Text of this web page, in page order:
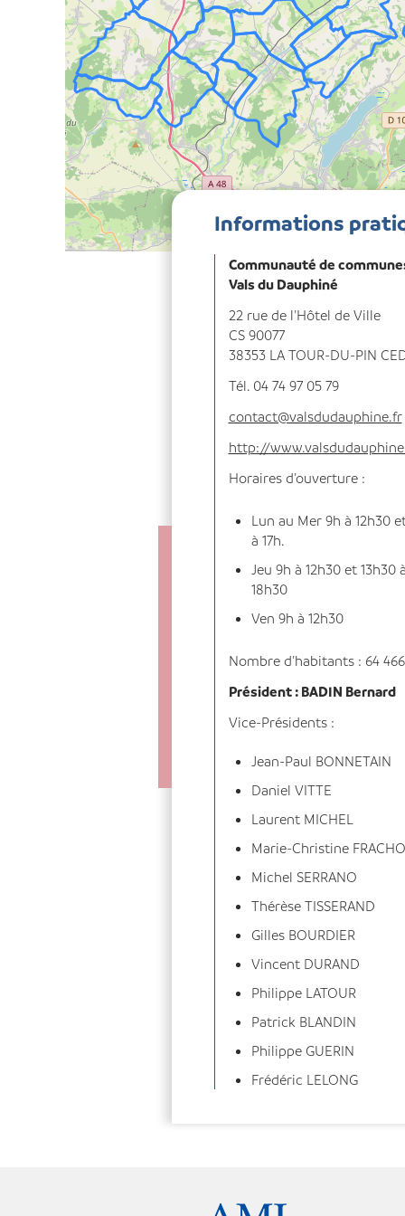
Informations
Communauté de
Vals du Dauphiné
22 rue de l’Hôtel de Ville
CS 90077
38353 LA TOUR-DU-PIN
Tél. 04 74 97 05 79
contact@valsdudauphine.fr
http://
Horaires d’ouverture :
Lun au Mer 9h à 12h30
à 17h.
Jeu 9h à 12h30 et 13h30
18h30
Ven 9h à 12h30
Nombre d’habitants : 64 466
Président : BADIN Bernard
Vice-Présidents :
Jean-Paul BONNETAIN
Daniel VITTE
Laurent MICHEL
Marie-Christine
Michel SERRANO
Thérèse TISSERAND
Gilles BOURDIER
Vincent DURAND
Philippe LATOUR
Patrick BLANDIN
Philippe GUERIN
Frédéric LELONG